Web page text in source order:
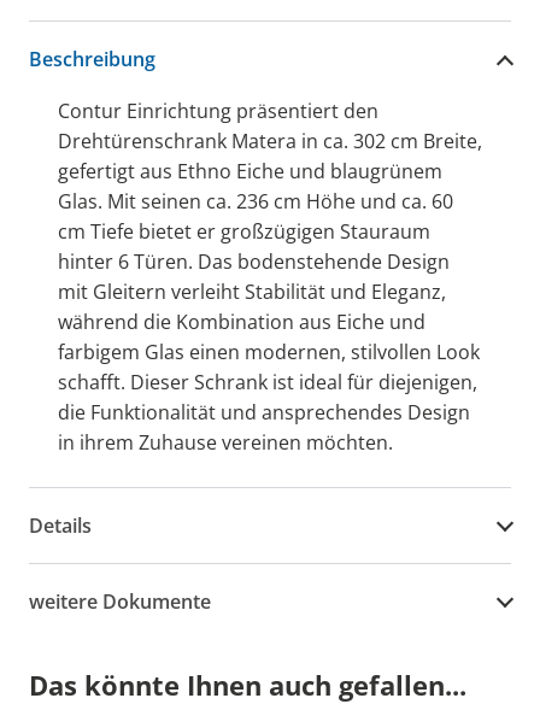
Beschreibung
Contur Einrichtung präsentiert den
Drehtürenschrank Matera in ca. 302 cm Breite,
gefertigt aus Ethno Eiche und blaugrünem
Glas. Mit seinen ca. 236 cm Höhe und ca. 60
cm Tiefe bietet er großzügigen Stauraum
hinter 6 Türen. Das bodenstehende Design
mit Gleitern verleiht Stabilität und Eleganz,
während die Kombination aus Eiche und
farbigem Glas einen modernen, stilvollen Look
schafft. Dieser Schrank ist ideal für diejenigen,
die Funktionalität und ansprechendes Design
in ihrem Zuhause vereinen möchten.
Details
weitere Dokumente
Das könnte Ihnen auch gefallen...